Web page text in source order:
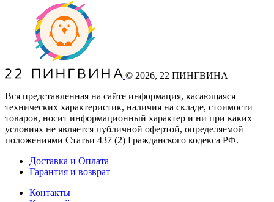
© 2026, 22 ПИНГВИНА
Вся представленная на сайте информация, касающаяся
технических характеристик, наличия на складе, стоимости
товаров, носит информационный характер и ни при каких
условиях не является публичной офертой, определяемой
положениями Статьи 437 (2) Гражданского кодекса РФ.
Доставка и Оплата
Гарантия и возврат
Контакты